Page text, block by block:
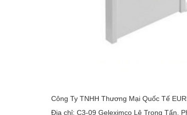
Công Ty TNHH Thương Mại Quốc Tế
Địa chỉ: C3-09 Geleximco Lê Trọng Tấn,